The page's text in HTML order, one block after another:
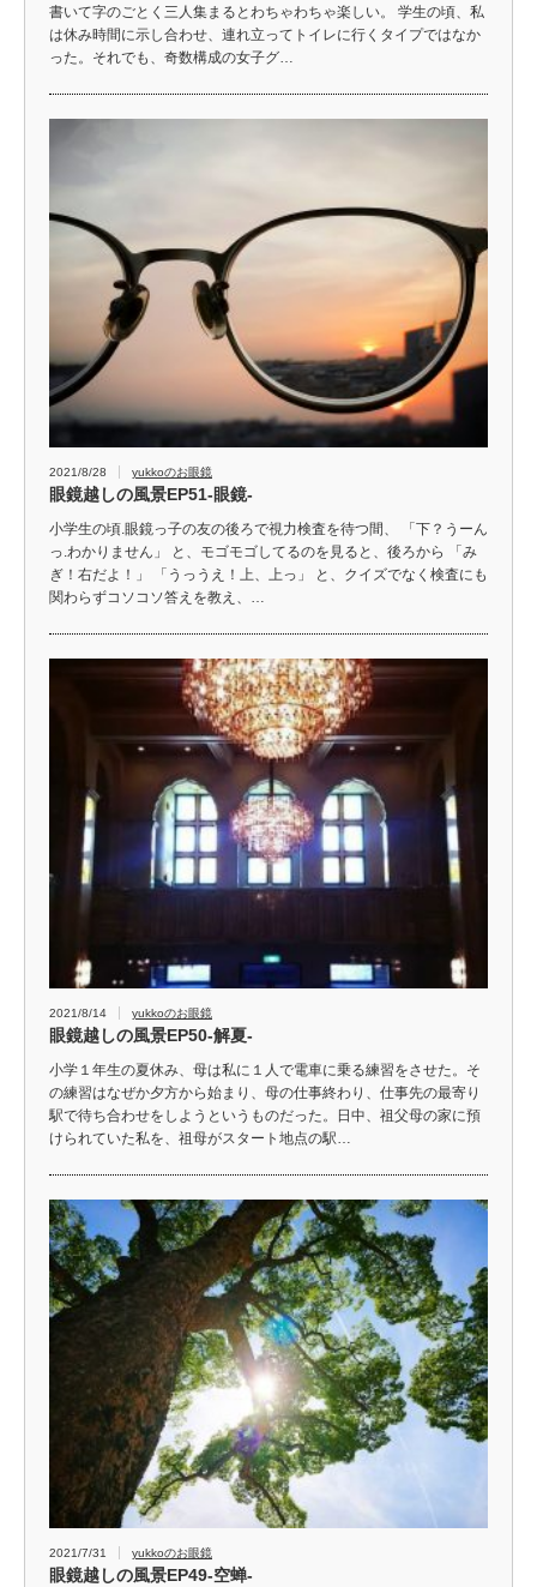
書いて字のごとく三人集まるとわちゃわちゃ楽しい。 学生の頃、私
は休み時間に示し合わせ、連れ立ってトイレに行くタイプではなか
った。それでも、奇数構成の女子グ…
2021/8/28 yukkoのお眼鏡
眼鏡越しの風景EP51-眼鏡-
小学生の頃.眼鏡っ子の友の後ろで視力検査を待つ間、 「下？うーん
っ.わかりません」 と、モゴモゴしてるのを見ると、後ろから 「み
ぎ！右だよ！」 「うっうえ！上、上っ」 と、クイズでなく検査にも
関わらずコソコソ答えを教え、…
2021/8/14 yukkoのお眼鏡
眼鏡越しの風景EP50-解夏-
小学１年生の夏休み、母は私に１人で電車に乗る練習をさせた。そ
の練習はなぜか夕方から始まり、母の仕事終わり、仕事先の最寄り
駅で待ち合わせをしようというものだった。日中、祖父母の家に預
けられていた私を、祖母がスタート地点の駅…
2021/7/31 yukkoのお眼鏡
眼鏡越しの風景EP49-空蝉-